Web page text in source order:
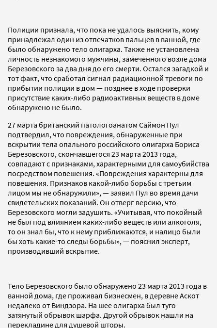
Полиции признала, что пока не удалось выяснить, кому
принадлежал один из отпечатков пальцев в ванной, где
было обнаружено тело олигарха. Также не установлена
личность незнакомого мужчины, замеченного возле дома
Березовского за два дня до его смерти. Остался загадкой и
тот факт, что сработал сигнал радиационной тревоги по
прибытии полиции в дом — позднее в ходе проверки
присутствие каких-либо радиоактивных веществ в доме
обнаружено не было.
27 марта британский патологоанатом Саймон Пул
подтвердил, что повреждения, обнаруженные при
вскрытии тела опального российского олигарха Бориса
Березовского, скончавшегося 23 марта 2013 года,
совпадают с признаками, характерными для самоубийства
посредством повешения. «Повреждения характерны для
повешения. Признаков какой-либо борьбы с третьим
лицом мы не обнаружили», — заявил Пул во время дачи
свидетельских показаний. Он отверг версию, что
Березовского могли задушить. «Учитывая, что покойный
не был под влиянием каких-либо веществ или алкоголя,
то он знал бы, что к нему приближаются, и налицо были
бы хоть какие-то следы борьбы», — пояснил эксперт,
производивший вскрытие.
Тело Березовского было обнаружено 23 марта 2013 года в
ванной дома, где проживал бизнесмен, в деревне Аскот
недалеко от Виндзора. На шее олигарха был туго
затянутый обрывок шарфа. Другой обрывок нашли на
перекладине для душевой шторы.